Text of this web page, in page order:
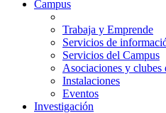
Campus
Trabaja y Emprende
Servicios de
Servicios del Campus
Asociaciones y clubes
Instalaciones
Eventos
Investigación